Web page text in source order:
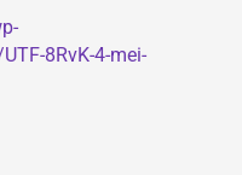
8RvK-4-mei-